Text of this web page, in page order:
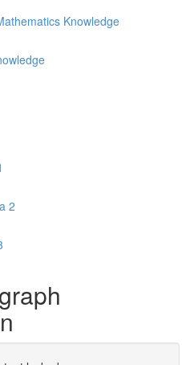
Knowledge
2